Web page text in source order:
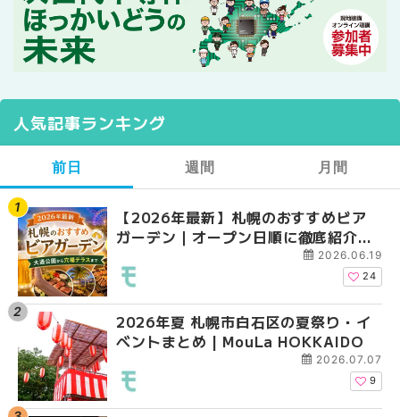
人気記事ランキング
前日
【2026年最新】札幌のおすすめビア
ガーデン｜オープン日順に徹底紹介！
大通公園から穴場テラスまで | MouLa
HOKKAIDO
2026.06.19
24
2026年夏 札幌市白石区の夏祭り・イ
ベントまとめ | MouLa HOKKAIDO
2026.07.07
9
週間
【2026年最新】札幌
ガーデン｜オープン日
大通公園から穴場テ
2026年夏 札幌市西区
ントまとめ | MouLa
月間
【2026年最新】札幌
ガーデン｜オープン日
大通公園から穴場テ
2026年夏 札幌市北区
ントまとめ | MouLa